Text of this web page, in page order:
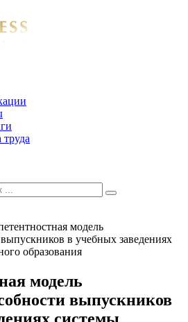
для профессионалов
модель
в учебных заведениях
образования
модель
выпускников